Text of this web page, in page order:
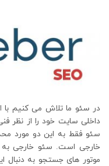
در سئو ما تلاش می کنیم
داخلی سایت خود را از نظر
سئو فقط به این دو مورد
خارجی است. سئو خارجی
موتور های جستجو به